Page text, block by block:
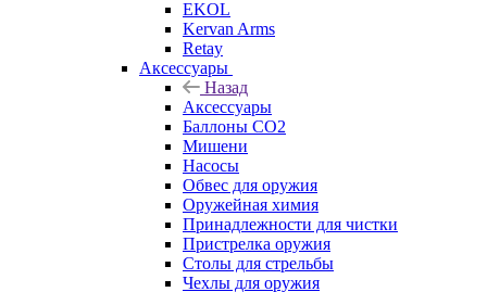
EKOL
Kervan Arms
Retay
Аксессуары
Назад
Аксессуары
Баллоны СО2
Мишени
Насосы
Обвес для оружия
Оружейная химия
Принадлежности для чистки
Пристрелка оружия
Столы для стрельбы
Чехлы для оружия